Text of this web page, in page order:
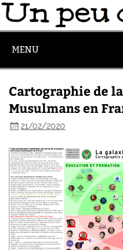
MENU
Cartographie de
Musulmans en
21/02/2020